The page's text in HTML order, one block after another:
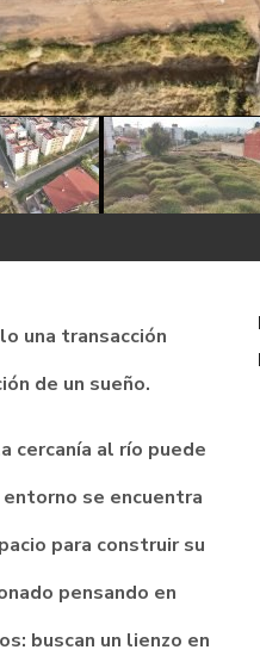
una transacción
de un sueño.
cercanía al río puede
se encuentra
para construir su
pensando en
buscan un lienzo en